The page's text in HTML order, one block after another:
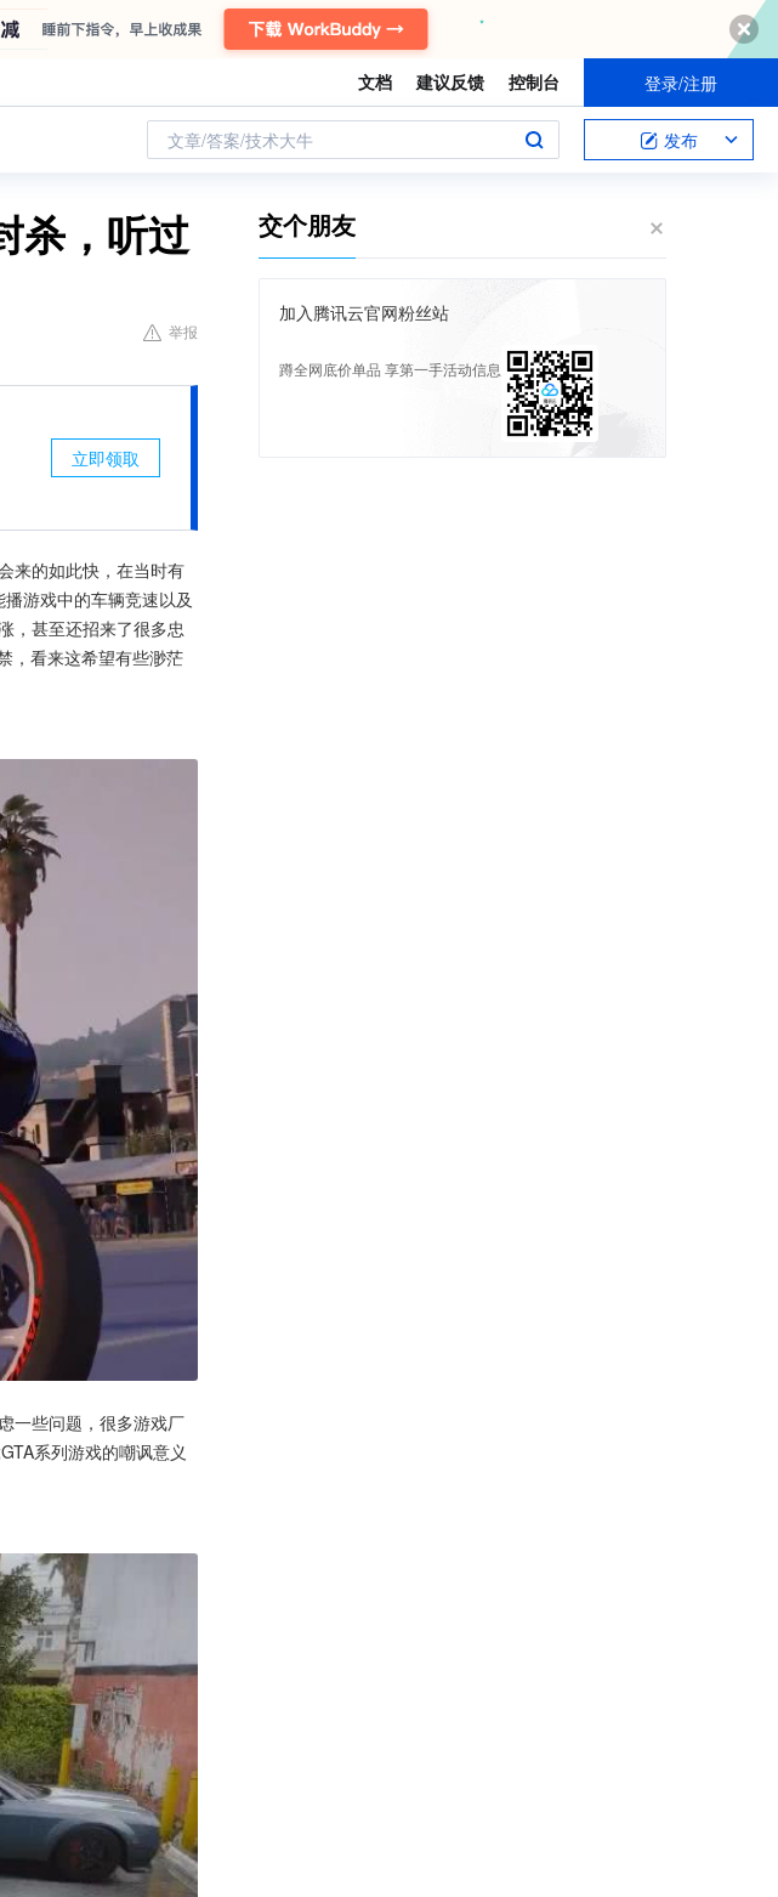
文档 建议反馈 控制台 登录/注册
文章/答案/技术大牛 发布
杀，听过
举报
立即领取
来的如此快，在当时有
游戏中的车辆竞速以及
，甚至还招来了很多忠
，看来这希望有些渺茫
一些问题，很多游戏厂
系列游戏的嘲讽意义
交个朋友
加入腾讯云官网粉丝站
蹲全网底价单品 享第一手活动信息